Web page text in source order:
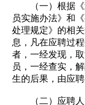
（一）根据
员实施办法》和
处理规定》的相
息，凡在应聘过
者，一经发现，
员，一经查实，
生的后果，由应聘
（二）应聘